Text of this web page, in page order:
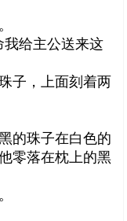
我给主公送来这
子，上面刻着两
的珠子在白色的
零落在枕上的黑